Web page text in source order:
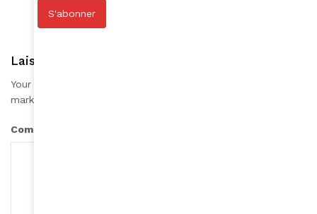
Laisser une réponse
Your email address will not be published.
marked
Comment
S'abonner